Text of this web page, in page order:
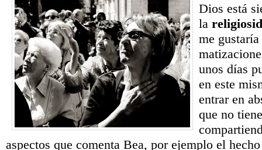
Dios está
la
me
unos días
en este
entrar en
que no
aspectos que comenta Bea, por ejemplo el